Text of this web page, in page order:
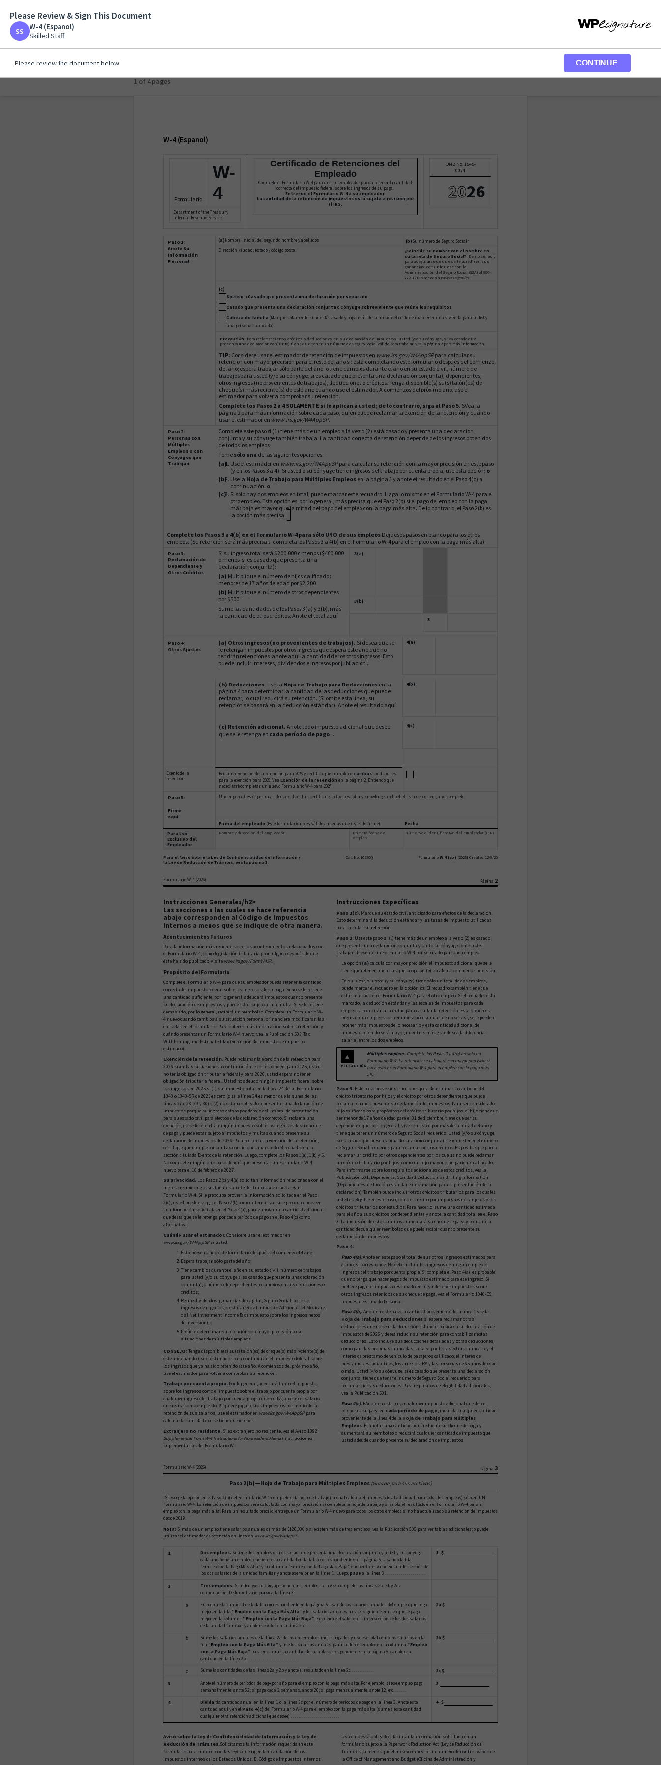
1 of 4 pages
W-4 (Espanol)
Formulario
W-
4
Department of the Treasury
Internal Revenue Service
Certificado de Retenciones del
Empleado
Complete el Formulario W-4 para que su empleador pueda retener la cantidad
correcta del impuesto federal sobre los ingresos de su paga.
Entregue el Formulario W-4 a su empleador.
La cantidad de la retención de impuestos está sujeta a revisión por
el IRS.
OMB No. 1545-
0074
2026
Paso 1:
Anote Su
Información
Personal
(a)Nombre, inicial del segundo nombre y apellidos (b)Su número de Seguro Socialr
Dirección, ciudad, estado y código postal
¿Coincide su nombre con el nombre en
su tarjeta de Seguro Social? IDe no ser así,
para asegurarse de que se le acrediten sus
ganancias, comuníquese con la
Administración del Seguro Social (SSA) al 800-
772-1213 o acceda a www.ssa.gov/es.
(c)
Soltero o Casado que presenta una declaración por separado
Casado que presenta una declaración conjunta o Cónyuge sobreviviente que reúne los requisitos
Cabeza de familia (Marque solamente si no está casado y paga más de la mitad del costo de mantener una vivienda para usted y
una persona calificada).
Precaución: Para reclamar ciertos créditos o deducciones en su declaración de impuestos, usted (y/o su cónyuge, si es casado que
presenta una declaración conjunta) tiene que tener un número de Seguro Social válido para trabajar. Vea la página 2 para más información.
TIP: Considere usar el estimador de retención de impuestos en www.irs.gov/W4AppSPpara calcular su
retención con mayor precisión para el resto del año si: está completando este formulario después del comienzo
del año; espera trabajar sólo parte del año; o tiene cambios durante el año en su estado civil, número de
trabajos para usted (y/o su cónyuge, si es casado que presenta una declaración conjunta), dependientes,
otros ingresos (no provenientes de trabajos), deducciones o créditos. Tenga disponible(s) su(s) talón(es) de
cheque(s) más reciente(s) de este año cuando use el estimador. A comienzos del próximo año, use el
estimador para volver a comprobar su retención.
Complete los Pasos 2 a 4 SOLAMENTE si le aplican a usted; de lo contrario, siga al Paso 5. SVea la
página 2 para más información sobre cada paso, quién puede reclamar la exención de la retención y cuándo
usar el estimador en www.irs.gov/W4AppSP.
Paso 2:
Personas con
Múltiples
Empleos o con
Cónyuges que
Trabajan
Complete este paso si (1) tiene más de un empleo a la vez o (2) está casado y presenta una declaración
conjunta y su cónyuge también trabaja. La cantidad correcta de retención depende de los ingresos obtenidos
de todos los empleos.
Tome sólo una de las siguientes opciones:
Use el estimador en www.irs.gov/W4AppSPpara calcular su retención con la mayor precisión en este paso
(y en los Pasos 3 a 4). Si usted o su cónyuge tiene ingresos del trabajo por cuenta propia, use esta opción; o
Use la Hoja de Trabajo para Múltiples Empleos en la página 3 y anote el resultado en el Paso 4(c) a
continuación; o
Si sólo hay dos empleos en total, puede marcar este recuadro. Haga lo mismo en el Formulario W-4 para el
otro empleo. Esta opción es, por lo general, más precisa que el Paso 2(b) si el pago del empleo con la paga
más baja es mayor que la mitad del pago del empleo con la paga más alta. De lo contrario, el Paso 2(b) es
la opción más precisa .
Complete los Pasos 3 a 4(b) en el Formulario W-4 para sólo UNO de sus empleos Deje esos pasos en blanco para los otros
empleos. (Su retención será más precisa si completa los Pasos 3 a 4(b) en el Formulario W-4 para el empleo con la paga más alta).
Paso 3:
Reclamación de
Dependiente y
Otros Créditos
Si su ingreso total será $200,000 o menos ($400,000
o menos, si es casado que presenta una
declaración conjunta):
(a) Multiplique el número de hijos calificados
menores de 17 años de edad por $2,200
(b) Multiplique el número de otros dependientes
por $500
Sume las cantidades de los Pasos 3(a) y 3(b), más
la cantidad de otros créditos. Anote el total aquí
3(a)
3(b)
3
Paso 4:
Otros Ajustes
(a) Otros ingresos (no provenientes de trabajos). Si desea que se
le retengan impuestos por otros ingresos que espera este año que no
tendrán retenciones, anote aquí la cantidad de los otros ingresos. Esto
puede incluir intereses, dividendos e ingresos por jubilación .
4(a)
(b) Deducciones. Use la Hoja de Trabajo para Deducciones en la
página 4 para determinar la cantidad de las deducciones que puede
reclamar, lo cual reducirá su retención. (Si omite esta línea, su
retención se basará en la deducción estándar). Anote el resultado aquí
4(b)
(c) Retención adicional. Anote todo impuesto adicional que desee
que se le retenga en cada período de pago . .
4(c)
Exento de la
retención
Reclamo exención de la retención para 2026 y certifico que cumplo con ambascondiciones
para la exención para 2026. Vea Exención de la retención en la página 2. Entiendo que
necesitaré completar un nuevo Formulario W-4 para 2027
Paso 5:
Firme
Aquí
Under penalties of perjury, I declare that this certificate, to the best of my knowledge and belief, is true, correct, and complete.
Firma del empleado (Este formulario no es válido a menos que usted lo firme).
Fecha
Para Uso
Exclusivo del
Empleador
Nombre y dirección del empleador
Primera fecha de
empleo
Número de identificación del empleador (EIN)
Para el Aviso sobre la Ley de Confidencialidad de Información y
la Ley de Reducción de Trámites, vea la página 3.
Cat. No. 10220Q Formulario W-4 (sp) (2026) Created 12/8/25
Formulario W-4 (2026) Página 2
Instrucciones Generales/h2>
Las secciones a las cuales se hace referencia
abajo corresponden al Código de Impuestos
Internos a menos que se indique de otra manera.
Acontecimientos Futuros
Para la información más reciente sobre los acontecimientos relacionados con
el Formulario W-4, como legislación tributaria promulgada después de que
éste ha sido publicado, visite www.irs.gov/FormW4SP..
Propósito del Formulario
Complete el Formulario W-4 para que su empleador pueda retener la cantidad
correcta del impuesto federal sobre los ingresos de su paga. Si no se le retiene
una cantidad suficiente, por lo general, adeudará impuestos cuando presente
su declaración de impuestos y puede estar sujeto a una multa. Si se le retiene
demasiado, por lo general, recibirá un reembolso. Complete un Formulario W-
4 nuevo cuando cambios a su situación personal o financiera modificaran las
entradas en el formulario. Para obtener más información sobre la retención y
cuándo presentar un Formulario W-4 nuevo, vea la Publicación 505, Tax
Withholding and Estimated Tax (Retención de impuestos e impuesto
estimado).
Exención de la retención. Puede reclamar la exención de la retención para
2026 si ambas situaciones a continuación le corresponden: para 2025, usted
no tenía obligación tributaria federal y para 2026, usted espera no tener
obligación tributaria federal. Usted no adeudó ningún impuesto federal sobre
los ingresos en 2025 si (1) su impuesto total en la línea 24 de su Formulario
1040 o 1040-SR de 2025 es cero (o si la línea 24 es menor que la suma de las
líneas 27a, 28, 29 y 30) o (2) no estaba obligado a presentar una declaración de
impuestos porque su ingreso estaba por debajo del umbral de presentación
para su estado civil para efectos de la declaración correcto. Si reclama una
exención, no se le retendrá ningún impuesto sobre los ingresos de su cheque
de paga y puede estar sujeto a impuestos y multas cuando presente su
declaración de impuestos de 2026. Para reclamar la exención de la retención,
certifique que cumple con ambas condiciones marcando el recuadro en la
sección titulada Exento de la retención. Luego, complete los Pasos 1(a), 1(b) y 5.
No complete ningún otro paso. Tendrá que presentar un Formulario W-4
nuevo para el 16 de febrero de 2027.
Su privacidad. Los Pasos 2(c) y 4(a) solicitan información relacionada con el
ingreso recibido de otras fuentes aparte del trabajo asociado a este
Formulario W-4. Si le preocupa proveer la información solicitada en el Paso
2(c), usted puede escoger el Paso 2(b) como alternativa; si le preocupa proveer
la información solicitada en el Paso 4(a), puede anotar una cantidad adicional
que desea que se le retenga por cada período de pago en el Paso 4(c) como
alternativa.
Cuándo usar el estimador.Considere usar el estimador en
www.irs.gov/W4AppSPsi usted:
Está presentando este formulario después del comienzo del año;
Espera trabajar sólo parte del año;
Tiene cambios durante el año en su estado civil, número de trabajos
para usted (y/o su cónyuge si es casado que presenta una declaración
conjunta), o número de dependientes, o cambios en sus deducciones o
créditos;
Recibe dividendos, ganancias de capital, Seguro Social, bonos o
ingresos de negocios, o está sujeto al Impuesto Adicional del Medicare
o al Net Investment Income Tax (Impuesto sobre los ingresos netos
de inversión); o
Prefiere determinar su retención con mayor precisión para
situaciones de múltiples empleos.
CONSEJO:Tenga disponible(s) su(s) talón(es) de cheque(s) más reciente(s) de
este año cuando use el estimador para contabilizar el impuesto federal sobre
los ingresos que ya ha sido retenido este año. A comienzos del próximo año,
use el estimador para volver a comprobar su retención.
Trabajo por cuenta propia. Por lo general, adeudará tanto el impuesto
sobre los ingresos como el impuesto sobre el trabajo por cuenta propia por
cualquier ingreso del trabajo por cuenta propia que reciba, aparte del salario
que reciba como empleado. Si quiere pagar estos impuestos por medio de la
retención de sus salarios, use el estimador en www.irs.gov/W4AppSPpara
calcular la cantidad que se tiene que retener.
Extranjero no residente. Si es extranjero no residente, vea el Aviso 1392,
Supplemental Form W-4 Instructions for Nonresident Aliens(Instrucciones
suplementarias del Formulario W
Instrucciones Específicas
Paso 1(c). Marque su estado civil anticipado para efectos de la declaración.
Esto determinará la deducción estándar y las tasas de impuesto utilizadas
para calcular su retención.
Paso 2. Use este paso si (1) tiene más de un empleo a la vez o (2) es casado
que presenta una declaración conjunta y tanto su cónyuge como usted
trabajan. Presente un Formulario W-4 por separado para cada empleo.
La opción (a)calcula con mayor precisión el impuesto adicional que se le
tiene que retener, mientras que la opción (b) lo calcula con menor precisión.
En su lugar, si usted (y su cónyuge) tiene sólo un total de dos empleos,
puede marcar el recuadro en la opción (c). El recuadro también tiene que
estar marcado en el Formulario W-4 para el otro empleo. Si el recuadro está
marcado, la deducción estándar y las escalas de impuestos para cada
empleo se reducirán a la mitad para calcular la retención. Esta opción es
precisa para empleos con remuneración similar; de no ser así, se le pueden
retener más impuestos de lo necesario y esta cantidad adicional de
impuesto retenido será mayor, mientras más grande sea la diferencia
salarial entre los dos empleos.
▲
PRECAUCIÓN
Múltiples empleos. Complete los Pasos 3 a 4(b) en sólo un
Formulario W-4. La retención se calculará con mayor precisión si
hace esto en el Formulario W-4 para el empleo con la paga más
alta.
Paso 3. Este paso provee instrucciones para determinar la cantidad del
crédito tributario por hijos y el crédito por otros dependientes que puede
reclamar cuando presente su declaración de impuestos. Para ser considerado
hijo calificado para propósitos del crédito tributario por hijos, el hijo tiene que
ser menor de 17 años de edad para el 31 de diciembre, tiene que ser su
dependiente que, por lo general, vive con usted por más de la mitad del año y
tiene que tener un número de Seguro Social requerido. Usted (y/o su cónyuge,
si es casado que presenta una declaración conjunta) tiene que tener el número
de Seguro Social requerido para reclamar ciertos créditos. Es posible que pueda
reclamar un crédito por otros dependientes por los cuales no puede reclamar
un crédito tributario por hijos, como un hijo mayor o un pariente calificado.
Para informarse sobre los requisitos adicionales de estos créditos, vea la
Publicación 501, Dependents, Standard Deduction, and Filing Information
(Dependientes, deducción estándar e información para la presentación de la
declaración). También puede incluir otros créditos tributarios para los cuales
usted es elegible en este paso, como el crédito por impuestos extranjeros y los
créditos tributarios por estudios. Para hacerlo, sume una cantidad estimada
para el año a sus créditos por dependientes y anote la cantidad total en el Paso
3. La inclusión de estos créditos aumentará su cheque de paga y reducirá la
cantidad de cualquier reembolso que pueda recibir cuando presente su
declaración de impuestos.
Paso 4.
Paso 4(a).Anote en este paso el total de sus otros ingresos estimados para
el año, si corresponde. No debe incluir los ingresos de ningún empleo o
ingresos del trabajo por cuenta propia. Si completa el Paso 4(a), es probable
que no tenga que hacer pagos de impuesto estimado para ese ingreso. Si
prefiere pagar el impuesto estimado en lugar de tener impuestos sobre
otros ingresos retenidos de su cheque de paga, vea el Formulario 1040-ES,
Impuesto Estimado Personal.
Paso 4(b).Anote en este paso la cantidad proveniente de la línea 15 de la
Hoja de Trabajo para Deducciones si espera reclamar otras
deducciones que no sean la deducción estándar básica en su declaración de
impuestos de 2026 y desea reducir su retención para contabilizar estas
deducciones. Esto incluye sus deducciones detalladas y otras deducciones,
como para las propinas calificadas, la paga por horas extras calificada y el
interés de préstamo de vehículo de pasajeros calificado; el interés de
préstamos estudiantiles; los arreglos IRA y las personas de 65 años de edad
o más. Usted (y/o su cónyuge, si es casado que presenta una declaración
conjunta) tiene que tener el número de Seguro Social requerido para
reclamar ciertas deducciones. Para requisitos de elegibilidad adicionales,
vea la Publicación 501.
Paso 4(c). EAnote en este paso cualquier impuesto adicional que desee
retener de su paga en cada período de pago, incluida cualquier cantidad
proveniente de la línea 4 de la Hoja de Trabajo para Múltiples
Empleos. El anotar una cantidad aquí reducirá su cheque de paga y
aumentará su reembolso o reducirá cualquier cantidad de impuesto que
usted adeude cuando presente su declaración de impuestos.
Formulario W-4 (2026) Página 3
Paso 2(b)—Hoja de Trabajo para Múltiples Empleos (Guarde para sus archivos)
ISi escoge la opción en el Paso 2(b) del Formulario W-4, complete esta hoja de trabajo (la cual calcula el impuesto total adicional para todos los empleos) sólo en UN
Formulario W-4. La retención de impuestos será calculada con mayor precisión si completa la hoja de trabajo y si anota el resultado en el Formulario W-4 para el
empleo con la paga más alta. Para un resultado preciso, entregue un Formulario W-4 nuevo para todos los otros empleos si no ha actualizado su retención de impuestos
desde 2019.
Nota: Si más de un empleo tiene salarios anuales de más de $120,000 o si existen más de tres empleos, vea la Publicación 505 para ver tablas adicionales; o puede
utilizar el estimador de retención en línea en www.irs.gov/W4AppSP.
1 Dos empleos. Si tiene dos empleos o si es casado que presenta una declaración conjunta y usted y su cónyuge
cada uno tiene un empleo, encuentre la cantidad en la tabla correspondiente en la página 5. Usando la fila
“Empleo con la Paga Más Alta” y la columna “Empleo con la Paga Más Baja”, encuentre el valor en la intersección de
los dos salarios de la unidad familiar y anote ese valor en la línea 1. Luego,pase a la línea 3 . . . . . . . . . . . . . . . . . . . . .
1 $
2 Tres empleos. Si usted y/o su cónyuge tienen tres empleos a la vez, complete las líneas 2a, 2b y 2c a
continuación. De lo contrario,pase a la línea 3.
a
Encuentre la cantidad de la tabla correspondiente en la página 5 usando los salarios anuales del empleo que paga
mejor en la fila “Empleo con la Paga Más Alta”y los salarios anuales para el siguiente empleo que le paga
mejor en la columna “Empleo con la Paga Más Baja”. Encuentre el valor en la intersección de los dos salarios
de la unidad familiar y anote ese valor en la línea 2a . . . . . . . . . . . . . . . . . . . . .
2a $
b
Sume los salarios anuales de la línea 2a de los dos empleos mejor pagados y use ese total como los salarios en la
fila “Empleo con la Paga Más Alta”y use los salarios anuales para su tercer empleo en la columna “Empleo
con la Paga Más Baja” para encontrar la cantidad de la tabla correspondiente en la página 5 y anote esa
cantidad en la línea 2b . . . . . . . . . . . . . . . . . . . . . . . . . . .
2b $
c Sume las cantidades de las líneas 2a y 2b y anote el resultado en la línea 2c . . . . . . . . . . .
2c $
3
Anote el número de períodos de pago por año para el empleo con la paga más alta. Por ejemplo, si ese empleo paga
semanalmente, anote 52; si paga cada 2 semanas, anote 26; si paga mensualmente, anote 12, etc. . . . . . .
3
4 Divida tla cantidad anual en la línea 1 o la línea 2c por el número de períodos de pago en la línea 3. Anote esta
cantidad aquí y en el Paso 4(c) del Formulario W-4 para el empleo con la paga más alta (sume a esta cantidad
cualquier otra retención adicional que desee) . . . . . . . . . . . . . . . . . . . . . . . . .
4 $
Aviso sobre la Ley de Confidencialidad de Información y la Ley de
Reducción de Trámites.Solicitamos la información requerida en este
formulario para cumplir con las leyes que rigen la recaudación de los
impuestos internos de los Estados Unidos. El Código de Impuestos Internos
Usted no está obligado a facilitar la información solicitada en un
formulario sujeto a la Paperwork Reduction Act (Ley de Reducción de
Trámites), a menos que el mismo muestre un número de control válido de
la Office of Management and Budget (Oficina de Administración y
Please Review & Sign This Document
W-4 (Espanol)
Skilled Staff
Please review the document below CONTINUE